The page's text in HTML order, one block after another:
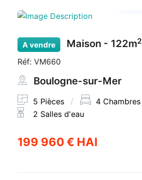
A vendre Maison - 122m2
Réf: VM660
Boulogne-sur-Mer
5 Pièces
4 Chambres
2 Salles d'eau
199 960 € HAI